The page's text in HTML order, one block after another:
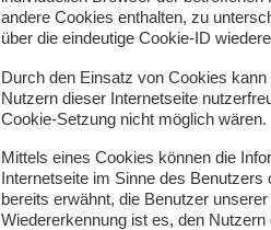
andere Cookies enthalten, zu
über die eindeutige Cookie-ID
Durch den Einsatz von Cookies
Nutzern dieser Internetseite
Cookie-Setzung nicht möglich wären.
Mittels eines Cookies können die
Internetseite im Sinne des
bereits erwähnt, die Benutzer
Wiedererkennung ist es, den